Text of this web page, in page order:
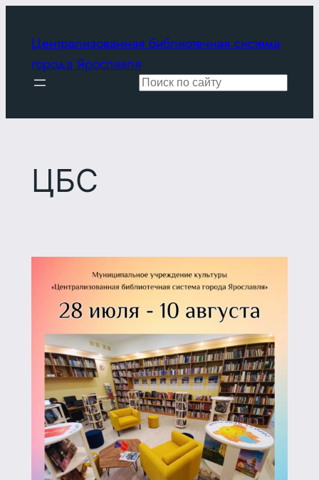
содержимому
Централизованная библиотечная система
города Ярославля
Поиск
ЦБС